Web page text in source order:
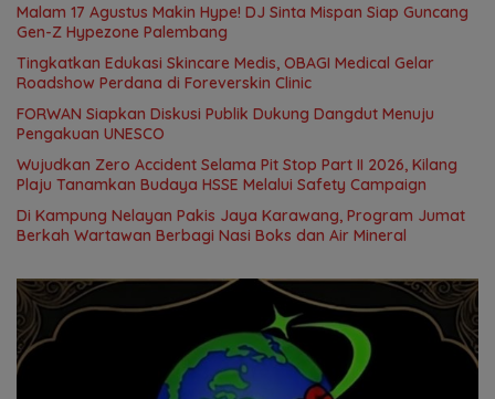
Malam 17 Agustus Makin Hype! DJ Sinta Mispan Siap Guncang
Gen-Z Hypezone Palembang
Tingkatkan Edukasi Skincare Medis, OBAGI Medical Gelar
Roadshow Perdana di Foreverskin Clinic
FORWAN Siapkan Diskusi Publik Dukung Dangdut Menuju
Pengakuan UNESCO
Wujudkan Zero Accident Selama Pit Stop Part II 2026, Kilang
Plaju Tanamkan Budaya HSSE Melalui Safety Campaign
Di Kampung Nelayan Pakis Jaya Karawang, Program Jumat
Berkah Wartawan Berbagi Nasi Boks dan Air Mineral